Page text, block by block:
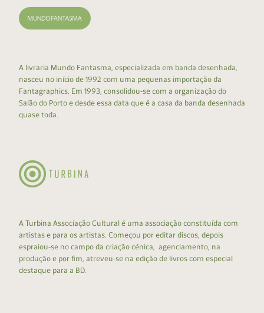
A livraria Mundo Fantasma, especializada em banda desenhada,
nasceu no início de 1992 com uma pequenas importação da
Fantagraphics. Em 1993, consolidou-se com a organização do
Salão do Porto e desde essa data que é a casa da banda desenhada
quase toda.
A Turbina Associação Cultural é uma associação constituída com
artistas e para os artistas. Começou por editar discos, depois
espraiou-se no campo da criação cénica, agenciamento, na
produção e por fim, atreveu-se na edição de livros com especial
destaque para a BD.